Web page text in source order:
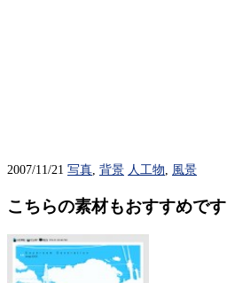
2007/11/21 写真 背景 人工物 風景
こちらの素材もおすすめです